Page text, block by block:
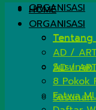
ORGANISASI
Tentang
AD /
HOME
ORGANISASI
Tentang
AD /
8 Pokok
Fatwa